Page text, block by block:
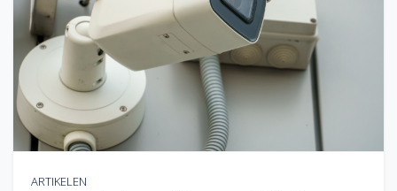
ARTIKELEN